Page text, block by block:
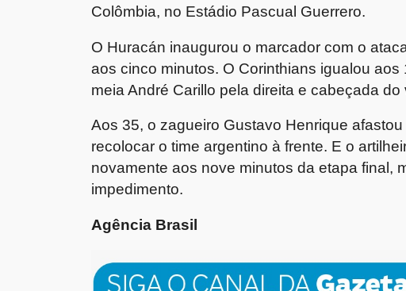
Colômbia, no Estádio Pascual Guerrero.
O Huracán inaugurou o marcador com o
aos cinco minutos. O Corinthians igualou
meia André Carillo pela direita e cabeçada do
Aos 35, o zagueiro Gustavo Henrique
recolocar o time argentino à frente. E o
novamente aos nove minutos da etapa final,
impedimento.
Agência Brasil